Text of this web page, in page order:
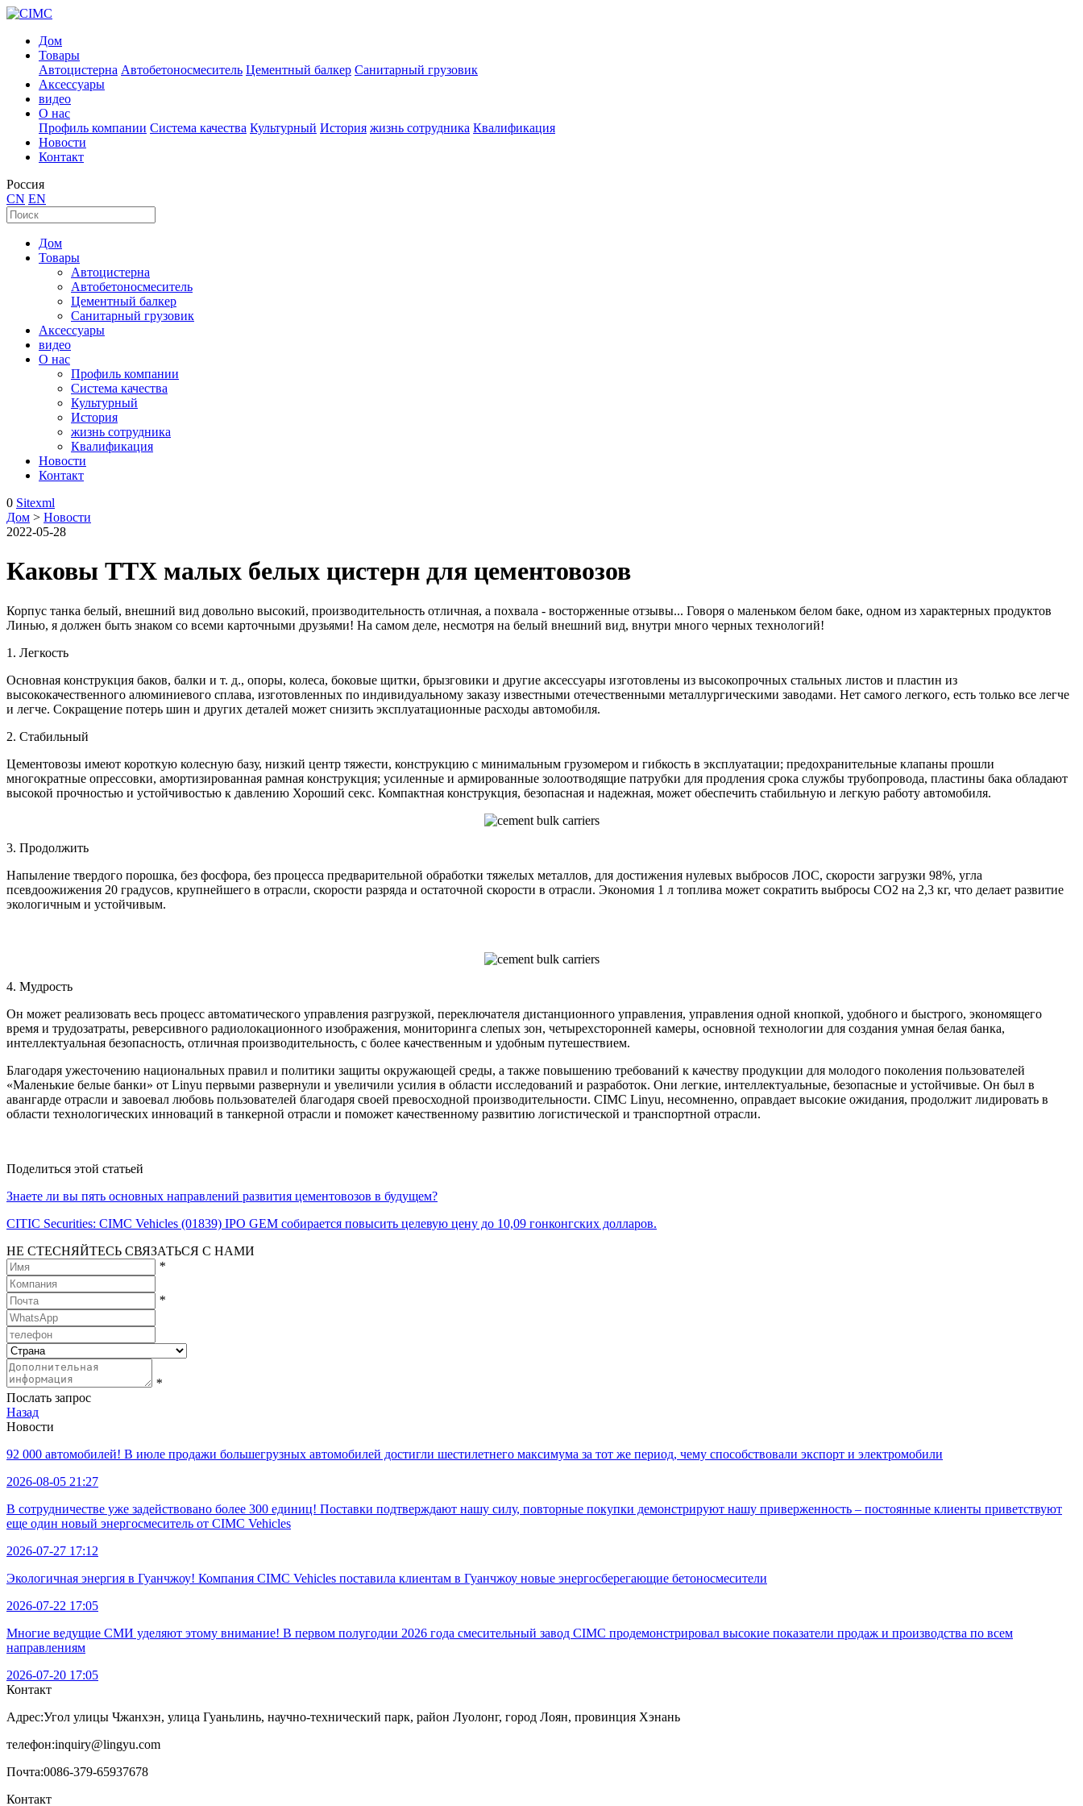
Дом
Товары
Автоцистерна Автобетоносмеситель Цементный балкер Санитарный грузовик
Аксессуары
видео
О нас
Профиль компании Система качества Культурный История жизнь сотрудника Квалификация
Новости
Контакт
Россия
CN EN
Дом
Товары
Автоцистерна
Автобетоносмеситель
Цементный балкер
Санитарный грузовик
Аксессуары
видео
О нас
Профиль компании
Система качества
Культурный
История
жизнь сотрудника
Квалификация
Новости
Контакт
0 Sitexml
Дом > Новости
2022-05-28
Каковы ТТХ малых белых цистерн для цементовозов
Корпус танка белый, внешний вид довольно высокий, производительность отличная, а похвала - восторженные отзывы... Говоря о маленьком белом баке, одном из характерных продуктов
Линью, я должен быть знаком со всеми карточными друзьями! На самом деле, несмотря на белый внешний вид, внутри много черных технологий!
1. Легкость
Основная конструкция баков, балки и т. д., опоры, колеса, боковые щитки, брызговики и другие аксессуары изготовлены из высокопрочных стальных листов и пластин из
высококачественного алюминиевого сплава, изготовленных по индивидуальному заказу известными отечественными металлургическими заводами. Нет самого легкого, есть только все легче
и легче. Сокращение потерь шин и других деталей может снизить эксплуатационные расходы автомобиля.
2. Стабильный
Цементовозы имеют короткую колесную базу, низкий центр тяжести, конструкцию с минимальным грузомером и гибкость в эксплуатации; предохранительные клапаны прошли
многократные опрессовки, амортизированная рамная конструкция; усиленные и армированные золоотводящие патрубки для продления срока службы трубопровода, пластины бака обладают
высокой прочностью и устойчивостью к давлению Хороший секс. Компактная конструкция, безопасная и надежная, может обеспечить стабильную и легкую работу автомобиля.
3. Продолжить
Напыление твердого порошка, без фосфора, без процесса предварительной обработки тяжелых металлов, для достижения нулевых выбросов ЛОС, скорости загрузки 98%, угла
псевдоожижения 20 градусов, крупнейшего в отрасли, скорости разряда и остаточной скорости в отрасли. Экономия 1 л топлива может сократить выбросы CO2 на 2,3 кг, что делает развитие
экологичным и устойчивым.
4. Мудрость
Он может реализовать весь процесс автоматического управления разгрузкой, переключателя дистанционного управления, управления одной кнопкой, удобного и быстрого, экономящего
время и трудозатраты, реверсивного радиолокационного изображения, мониторинга слепых зон, четырехсторонней камеры, основной технологии для создания умная белая банка,
интеллектуальная безопасность, отличная производительность, с более качественным и удобным путешествием.
Благодаря ужесточению национальных правил и политики защиты окружающей среды, а также повышению требований к качеству продукции для молодого поколения пользователей
«Маленькие белые банки» от Linyu первыми развернули и увеличили усилия в области исследований и разработок. Они легкие, интеллектуальные, безопасные и устойчивые. Он был в
авангарде отрасли и завоевал любовь пользователей благодаря своей превосходной производительности. CIMC Linyu, несомненно, оправдает высокие ожидания, продолжит лидировать в
области технологических инноваций в танкерной отрасли и поможет качественному развитию логистической и транспортной отрасли.
Поделиться этой статьей
Знаете ли вы пять основных направлений развития цементовозов в будущем?
CITIC Securities: CIMC Vehicles (01839) IPO GEM собирается повысить целевую цену до 10,09 гонконгских долларов.
НЕ СТЕСНЯЙТЕСЬ СВЯЗАТЬСЯ С НАМИ
*
*
*
Послать запрос
Назад
Новости
92 000 автомобилей! В июле продажи большегрузных автомобилей достигли шестилетнего максимума за тот же период, чему способствовали экспорт и электромобили
2026-08-05 21:27
В сотрудничестве уже задействовано более 300 единиц! Поставки подтверждают нашу силу, повторные покупки демонстрируют нашу приверженность – постоянные клиенты приветствуют
еще один новый энергосмеситель от CIMC Vehicles
2026-07-27 17:12
Экологичная энергия в Гуанчжоу! Компания CIMC Vehicles поставила клиентам в Гуанчжоу новые энергосберегающие бетоносмесители
2026-07-22 17:05
Многие ведущие СМИ уделяют этому внимание! В первом полугодии 2026 года смесительный завод CIMC продемонстрировал высокие показатели продаж и производства по всем
направлениям
2026-07-20 17:05
Контакт
Адрес:Угол улицы Чжанхэн, улица Гуаньлинь, научно-технический парк, район Луолонг, город Лоян, провинция Хэнань
телефон:inquiry@lingyu.com
Почта:0086-379-65937678
Контакт